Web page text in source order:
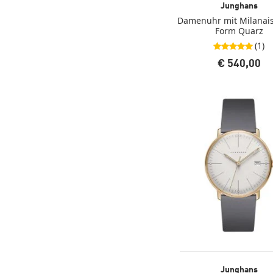
Junghans
Damenuhr mit
Form Quarz
5,0 von 5 (1)
€ 540,00
Junghans